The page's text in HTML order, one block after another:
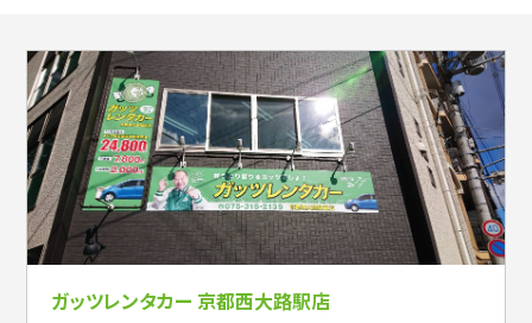
ガッツレンタカー 京都西大路駅店